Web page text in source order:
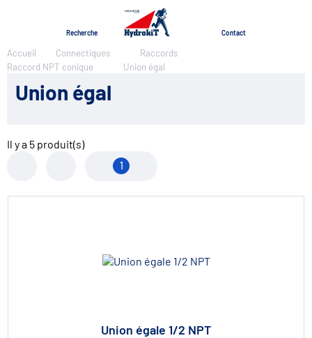
Recherche Contact
Accueil Connectiques
Raccords
Raccord NPT conique
Union égal
Union égal
Il y a 5 produit(s)
1
Union égale 1/2 NPT